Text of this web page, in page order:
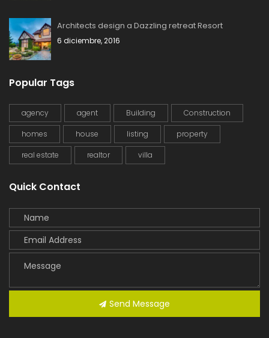
Architects design a Dazzling retreat Resort
6 diciembre, 2016
Popular Tags
agency agent Building Construction
homes house listing property
real estate realtor villa
Quick Contact
Send Message